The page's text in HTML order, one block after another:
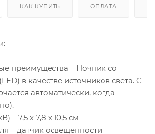
КАК КУПИТЬ ОПЛАТА
преимущества Ночник со
в качестве источников света. C
автоматически, когда
7,5 х 7,8 х 10,5 см
датчик освещенности